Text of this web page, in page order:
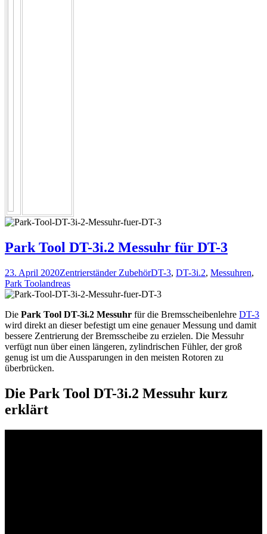
Park Tool DT-3i.2 Messuhr für DT-3
23. April 2020Zentrierständer ZubehörDT-3, DT-3i.2, Messuhren,
Park Toolandreas
Die Park Tool DT-3i.2 Messuhr für die Bremsscheibenlehre DT-3
wird direkt an dieser befestigt um eine genauer Messung und damit
bessere Zentrierung der Bremsscheibe zu erzielen. Die Messuhr
verfügt nun über einen längeren, zylindrischen Fühler, der groß
genug ist um die Aussparungen in den meisten Rotoren zu
überbrücken.
Die Park Tool DT-3i.2 Messuhr kurz
erklärt